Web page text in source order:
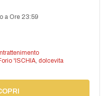
a Ore 23:59
Intrattenimento
'ISCHIA, dolcevita